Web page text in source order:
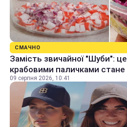
СМАЧНО
Замість звичайної "Шуби":
крабовими паличками
09 серпня 2026, 10:41